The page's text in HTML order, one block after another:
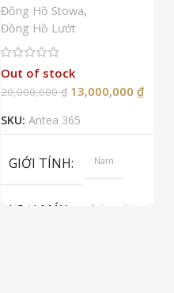
Đồng Hồ Stowa,
Đồng Hồ Lướt
Out of stock
20,000,000₫ 13,000,000 ₫
SKU: Antea 365
GIỚI TÍNH Nam
LOẠI MÁY
Automatic